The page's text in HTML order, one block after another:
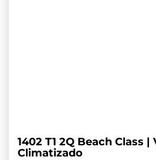
1402 T1 2Q Beach Class |
Climatizado